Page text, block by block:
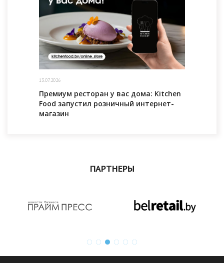
13.07.2026
Премиум ресторан у вас дома: Kitchen
Food запустил розничный интернет-
магазин
ПАРТНЕРЫ